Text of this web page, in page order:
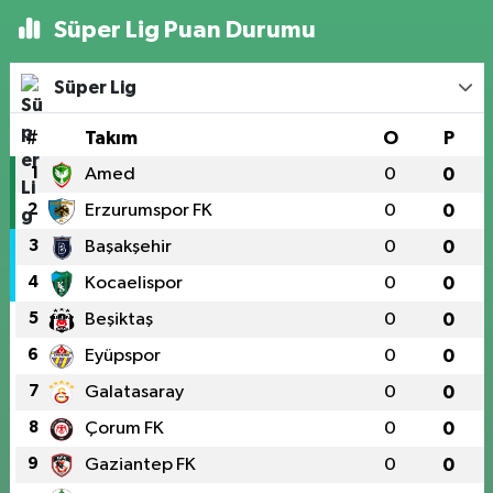
Süper Lig Puan Durumu
Süper Lig
# Takım O P
1 Amed 0 0
2 Erzurumspor FK 0 0
3 Başakşehir 0 0
4 Kocaelispor 0 0
5 Beşiktaş 0 0
6 Eyüpspor 0 0
7 Galatasaray 0 0
8 Çorum FK 0 0
9 Gaziantep FK 0 0